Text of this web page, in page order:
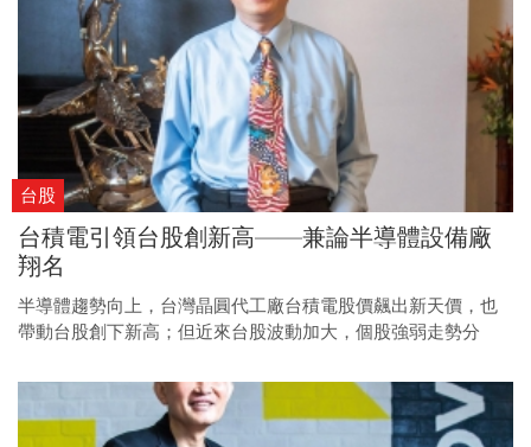
台股
台積電引領台股創新高——兼論半導體設備廠
翔名
半導體趨勢向上，台灣晶圓代工廠台積電股價飆出新天價，也
帶動台股創下新高；但近來台股波動加大，個股強弱走勢分